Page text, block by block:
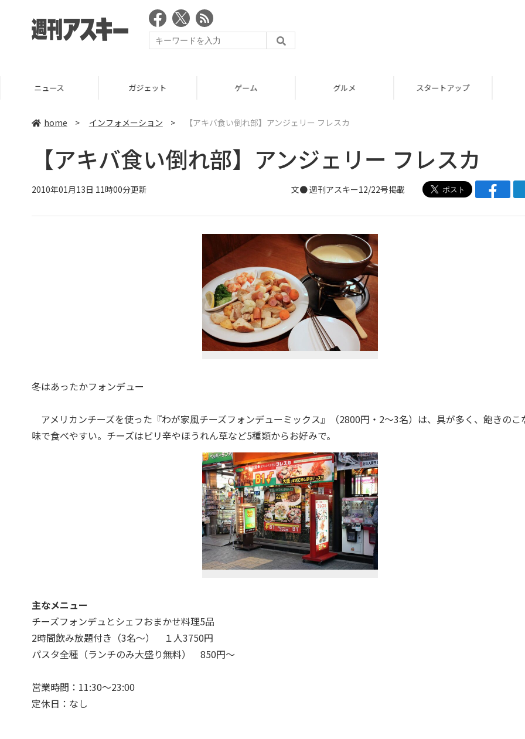
ニュース ガジェット ゲーム グルメ スタートアップ
home > インフォメーション > 【アキバ食い倒れ部】アンジェリー フレスカ
【アキバ食い倒れ部】アンジェリー フレスカ
2010年01月13日 11時00分更新 文● 週刊アスキー12/22号掲載
冬はあったかフォンデュー
アメリカンチーズを使った『わが家風チーズフォンデューミックス』（2800円・2～3名）は、具が多く、飽きのこ
味で食べやすい。チーズはピリ辛やほうれん草など5種類からお好みで。
主なメニュー
チーズフォンデュとシェフおまかせ料理5品
2時間飲み放題付き（3名～） １人3750円
パスタ全種（ランチのみ大盛り無料） 850円～
営業時間：11:30～23:00
定休日：なし